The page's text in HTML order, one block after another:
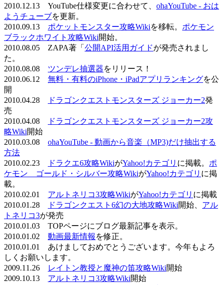
2010.12.13 YouTube仕様変更に合わせて、 ohaYouTube - おは
ようチューブを更新。
2010.09.13 ポケットモンスター攻略Wikiを移転。 ポケモン
ブラックホワイト攻略Wiki開始。
2010.08.05 ZAPA著「 公開API活用ガイドが発売されまし
た。
2010.08.08 ツンデレ抽選器をリリース！
2010.06.12 無料・有料のiPhone・iPadアプリランキングを公
開
2010.04.28
ドラゴンクエストモンスターズ ジョーカー2発
売
2010.04.08
ドラゴンクエストモンスターズ ジョーカー2攻
略Wiki開始
2010.03.08 ohaYouTube - 動画から音楽（MP3)だけ抽出する
方法
2010.02.23
ドラクエ6攻略WikiがYahoo!カテゴリ に掲載。 ポ
ケモン ゴールド・シルバー攻略WikiがYahoo!カテゴリ に掲
載。
2010.02.01 アルトネリコ3攻略WikiがYahoo!カテゴリ に掲載
2010.01.28
ドラゴンクエスト6幻の大地攻略Wiki開始、 アル
トネリコ3が発売
2010.01.03 TOPページにブログ最新記事を表示。
2010.01.02 動画最新情報 を修正。
2010.01.01 あけましておめでとうございます。今年もよろ
しくお願いします。
2009.11.26
レイトン教授と魔神の笛攻略Wiki開始
2009.10.13 アルトネリコ3攻略Wiki開始